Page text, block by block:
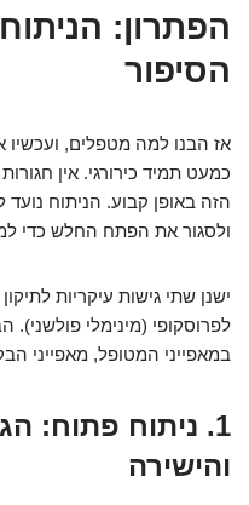
הפתרון:
הסיפור
אז הבנו למה מטפלים, ועכשיו
כמעט תמיד כירורגי. אין
הזה באופן קבוע. הניתוח
ולסגור את הפתח החלש כדי
ישנן שתי גישות עיקריות
לפרוסקופי (מינימלי פולשני).
במאפייני המטופל, מאפייני
1. ניתוח פתוח:
והישירה